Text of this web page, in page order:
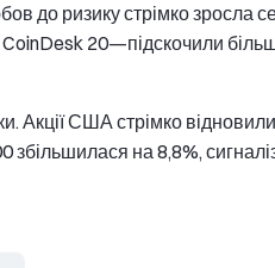
до ризику стрімко зросла
CoinDesk 20—підскочили
Акції США стрімко
збільшилася на 8,8%,